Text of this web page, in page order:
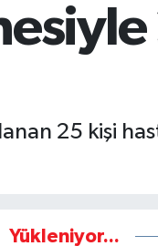
25 kişi
Yükleniyor...